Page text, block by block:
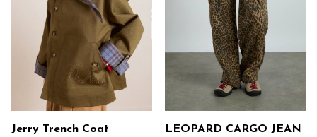
Jerry Trench Coat LEOPARD CARGO JEAN